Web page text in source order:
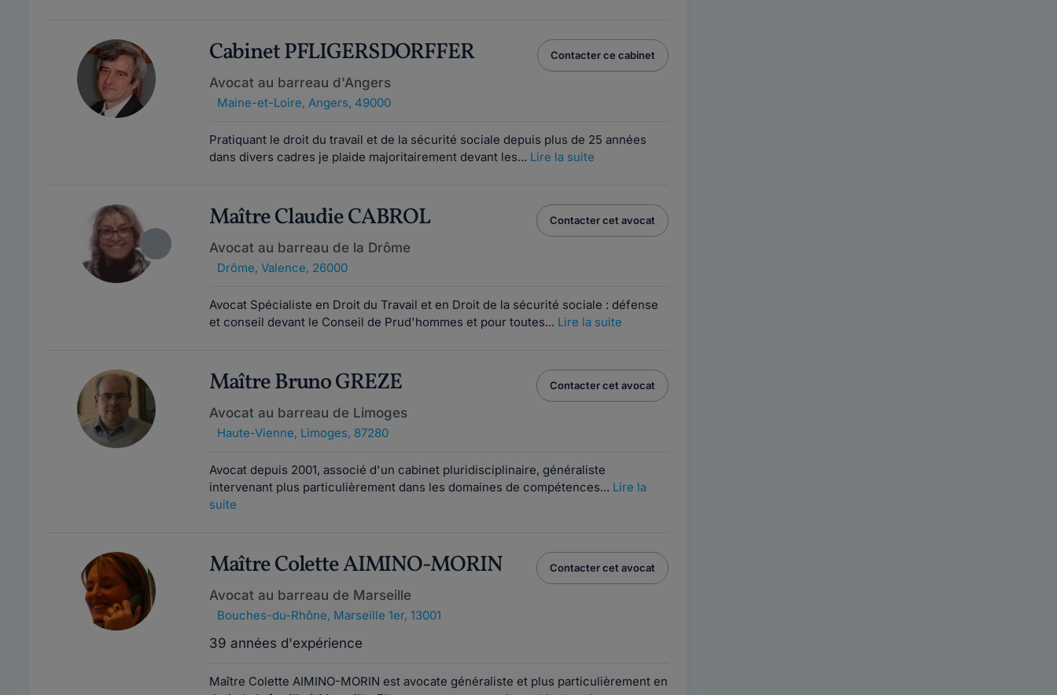
Cabinet PFLIGERSDORFFER
Avocat au barreau d'Angers
Maine-et-Loire, Angers, 49000
Contacter ce cabinet
Pratiquant le droit du travail et de la sécurité sociale depuis plus de 25 années
dans divers cadres je plaide majoritairement devant les... Lire la suite
Maître Claudie CABROL
Avocat au barreau de la Drôme
Drôme, Valence, 26000
Contacter cet avocat
Avocat Spécialiste en Droit du Travail et en Droit de la sécurité sociale : défense
et conseil devant le Conseil de Prud'hommes et pour toutes... Lire la suite
Maître Bruno GREZE
Avocat au barreau de Limoges
Haute-Vienne, Limoges, 87280
Contacter cet avocat
Avocat depuis 2001, associé d'un cabinet pluridisciplinaire, généraliste
intervenant plus particulièrement dans les domaines de compétences... Lire la
suite
Maître Colette AIMINO-MORIN
Avocat au barreau de Marseille
Bouches-du-Rhône, Marseille 1er, 13001
39 années d'expérience
Contacter cet avocat
Maître Colette AIMINO-MORIN est avocate généraliste et plus particulièrement en